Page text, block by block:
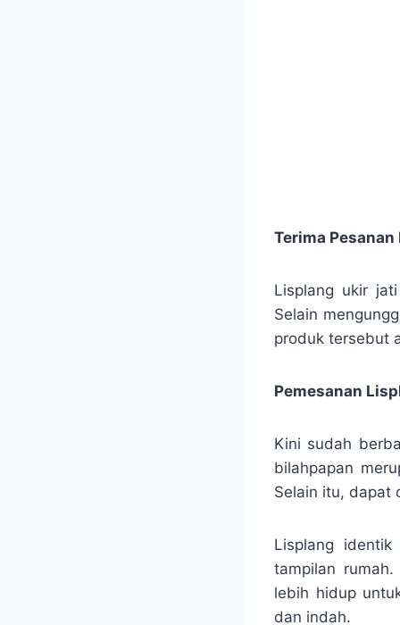
Terima
Lisplang ukir
Selain
produk tersebut
Pemesanan
Kini sudah
bilahpapan
Selain itu, dapat
Lisplang
tampilan
lebih hidup
dan indah.